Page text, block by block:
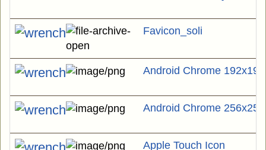
Favicon_soli
Android Chrome 192x192
Android Chrome 256x256
Apple Touch Icon